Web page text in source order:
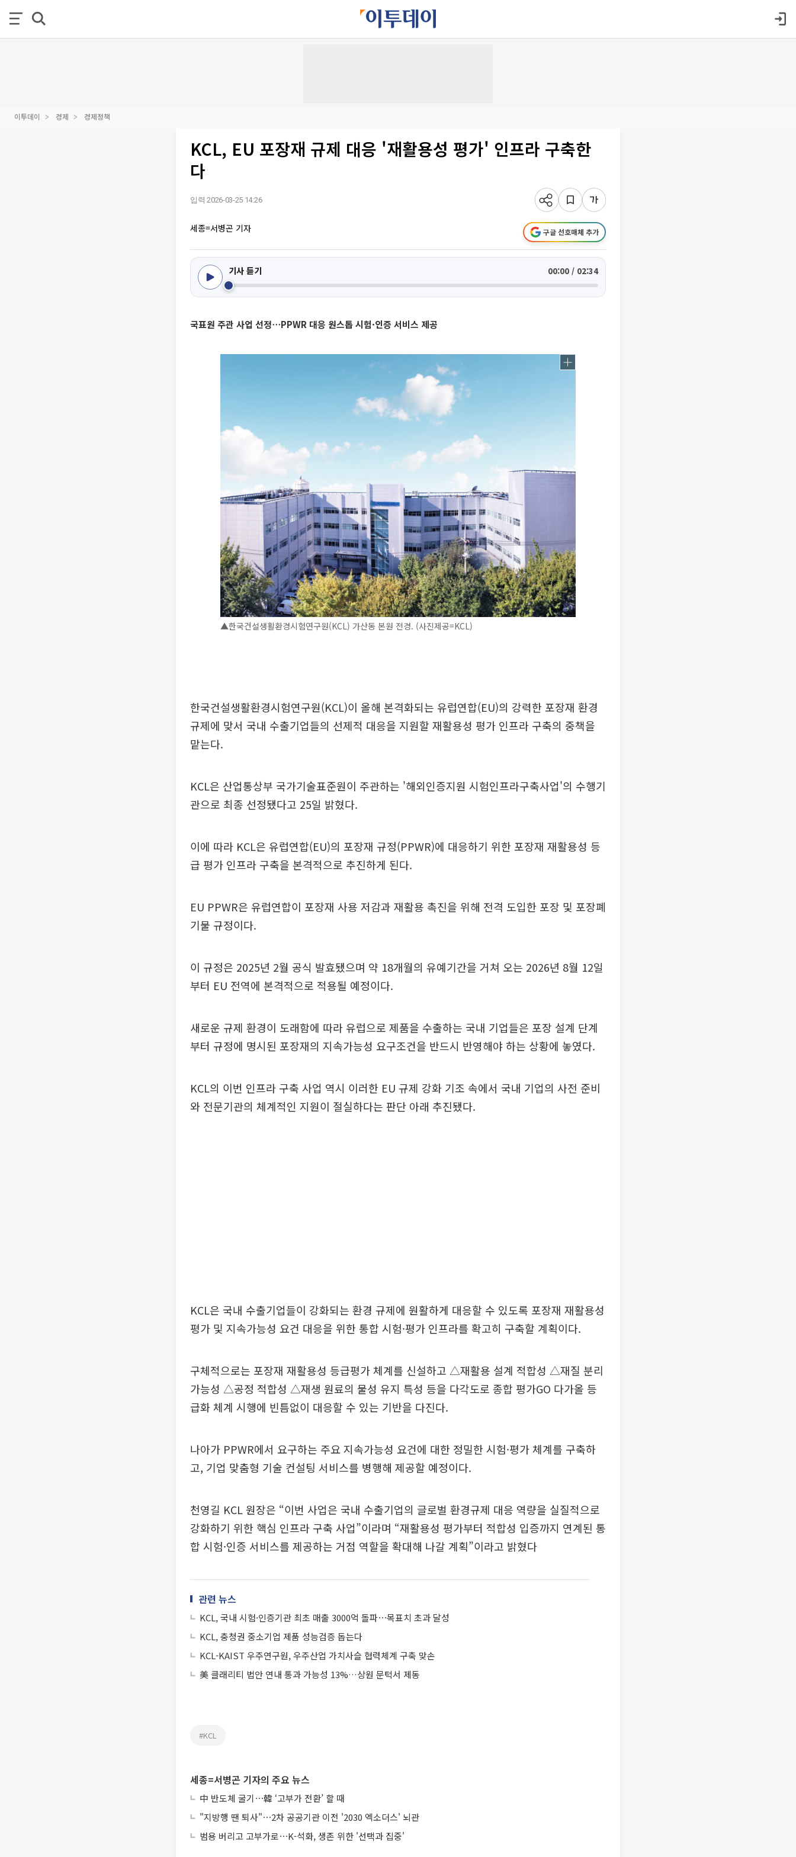
이투데이 경제 경제정책
KCL, EU 포장재 규제 대응 '재활용성 평가' 인프라 구축한
다
입력 2026-03-25 14:26
세종=서병곤 기자 구글 선호매체 추가
기사 듣기 00:00 / 02:34
국표원 주관 사업 선정⋯PPWR 대응 원스톱 시험·인증 서비스 제공
▲한국건설생활환경시험연구원(KCL) 가산동 본원 전경. (사진제공=KCL)
한국건설생활환경시험연구원(KCL)이 올해 본격화되는 유럽연합(EU)의 강력한 포장재 환경
규제에 맞서 국내 수출기업들의 선제적 대응을 지원할 재활용성 평가 인프라 구축의 중책을
맡는다.
KCL은 산업통상부 국가기술표준원이 주관하는 '해외인증지원 시험인프라구축사업'의 수행기
관으로 최종 선정됐다고 25일 밝혔다.
이에 따라 KCL은 유럽연합(EU)의 포장재 규정(PPWR)에 대응하기 위한 포장재 재활용성 등
급 평가 인프라 구축을 본격적으로 추진하게 된다.
EU PPWR은 유럽연합이 포장재 사용 저감과 재활용 촉진을 위해 전격 도입한 포장 및 포장폐
기물 규정이다.
이 규정은 2025년 2월 공식 발효됐으며 약 18개월의 유예기간을 거쳐 오는 2026년 8월 12일
부터 EU 전역에 본격적으로 적용될 예정이다.
새로운 규제 환경이 도래함에 따라 유럽으로 제품을 수출하는 국내 기업들은 포장 설계 단계
부터 규정에 명시된 포장재의 지속가능성 요구조건을 반드시 반영해야 하는 상황에 놓였다.
KCL의 이번 인프라 구축 사업 역시 이러한 EU 규제 강화 기조 속에서 국내 기업의 사전 준비
와 전문기관의 체계적인 지원이 절실하다는 판단 아래 추진됐다.
KCL은 국내 수출기업들이 강화되는 환경 규제에 원활하게 대응할 수 있도록 포장재 재활용성
평가 및 지속가능성 요건 대응을 위한 통합 시험·평가 인프라를 확고히 구축할 계획이다.
구체적으로는 포장재 재활용성 등급평가 체계를 신설하고 △재활용 설계 적합성 △재질 분리
가능성 △공정 적합성 △재생 원료의 물성 유지 특성 등을 다각도로 종합 평가GO 다가올 등
급화 체계 시행에 빈틈없이 대응할 수 있는 기반을 다진다.
나아가 PPWR에서 요구하는 주요 지속가능성 요건에 대한 정밀한 시험·평가 체계를 구축하
고, 기업 맞춤형 기술 컨설팅 서비스를 병행해 제공할 예정이다.
천영길 KCL 원장은 “이번 사업은 국내 수출기업의 글로벌 환경규제 대응 역량을 실질적으로
강화하기 위한 핵심 인프라 구축 사업”이라며 “재활용성 평가부터 적합성 입증까지 연계된 통
합 시험·인증 서비스를 제공하는 거점 역할을 확대해 나갈 계획”이라고 밝혔다
관련 뉴스
KCL, 국내 시험·인증기관 최초 매출 3000억 돌파⋯목표치 초과 달성
KCL, 충청권 중소기업 제품 성능검증 돕는다
KCL-KAIST 우주연구원, 우주산업 가치사슬 협력체계 구축 맞손
美 클래리티 법안 연내 통과 가능성 13%…상원 문턱서 제동
#KCL
세종=서병곤 기자의 주요 뉴스
中 반도체 굴기⋯韓 ‘고부가 전환’ 할 때
"지방행 땐 퇴사"⋯2차 공공기관 이전 '2030 엑소더스' 뇌관
범용 버리고 고부가로⋯K-석화, 생존 위한 '선택과 집중'